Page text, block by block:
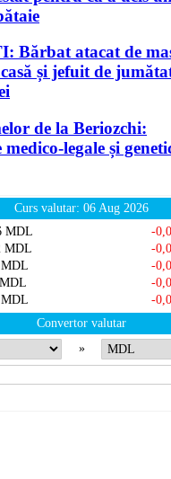
Bărbat atacat de
și jefuit de
de la Beriozchi:
legale și
Curs valutar: 06 Aug 2026
MDL
-
MDL
-
MDL
-
-
MDL
-
Convertor valutar
»